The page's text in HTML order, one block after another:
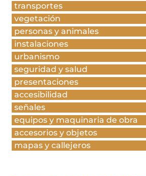
transportes
vegetación
personas y animales
instalaciones
urbanismo
seguridad y salud
presentaciones
accesibilidad
señales
equipos y maquinaria de obra
accesorios y objetos
mapas y callejeros